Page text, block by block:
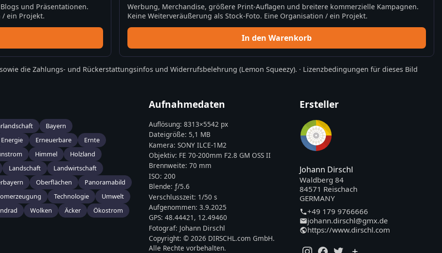
und Präsentationen.
/ ein Projekt.
Werbung, Merchandise, größere Print-Auflagen und breitere kommerzielle Kampagnen.
Keine Weiterveräußerung als Stock-Foto. Eine Organisation / ein Projekt.
In den Warenkorb
sowie die Zahlungs- und Rückerstattungsinfos und Widerrufsbelehrung (Lemon Squeezy). · Lizenzbedingungen für dieses Bild
Bayern
Energie Erneuerbare
Ernte
Himmel
Holzland
Landschaft
Landwirtschaft
Oberflächen
Panoramabild
Technologie
Umwelt
Wolken Äcker Ökostrom
Aufnahmedaten
Auflösung:8313×5542 px
Dateigröße: 5,1 MB
Kamera:SONY ILCE-1M2
Objektiv: FE 70-200mm F2.8 GM OSS II
Brennweite:70 mm
ISO:200
Blende: ƒ/5.6
Verschlusszeit: 1/50 s
Aufgenommen:3.9.2025
GPS:48.44421 , 12.49460
Fotograf: Johann Dirschl
Copyright:© 2026 DIRSCHL.com GmbH.
Alle Rechte vorbehalten.
Ersteller
Johann Dirschl
Waldberg 84
84571 Reischach
GERMANY
+49 179 9766666
johann.dirschl@gmx.de
https://www.dirschl.com